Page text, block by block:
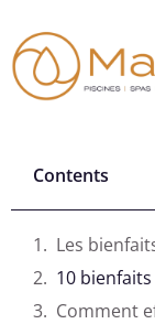
contenu
Contents
Les
10
Comment